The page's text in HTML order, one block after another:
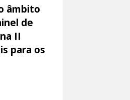
âmbito
de
II
para os